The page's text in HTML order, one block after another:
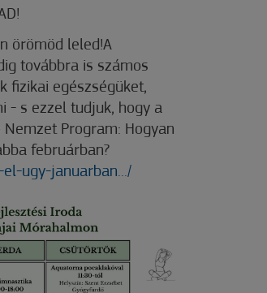
örömöd leled!A
továbbra is számos
fizikai egészségüket,
- s ezzel tudjuk, hogy a
Program: Hogyan
februárban?
ugy-januarban.../